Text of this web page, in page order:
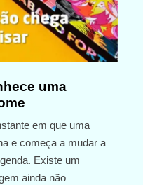
uma
em que uma
e começa a mudar a
Existe um
ainda não